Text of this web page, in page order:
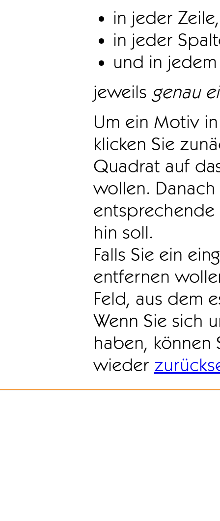
in jeder Zeile,
in jeder
und in
jeweils genau
Um ein Motiv
klicken Sie
Quadrat auf
wollen.
hin soll.
Falls Sie ein
entfernen
Feld, aus dem
Wenn Sie sich
haben, können
wieder